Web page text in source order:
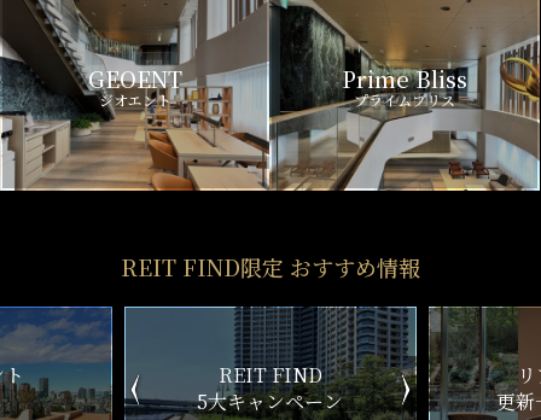
GEOENT
ジオエント
Prime Bliss
プライムブリス
REIT FIND限定 おすすめ情報
ン
リアルタイム
更新一覧チェック
新